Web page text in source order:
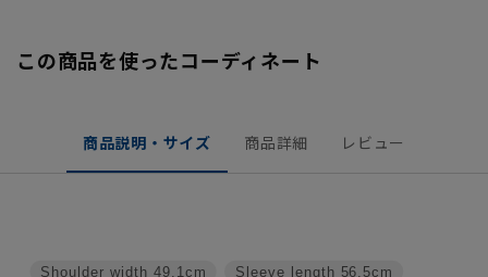
この商品を使ったコーディネート
商品説明・サイズ 商品詳細 レビュー
Sleeve length 56.5cm
Shoulder width 49.1cm